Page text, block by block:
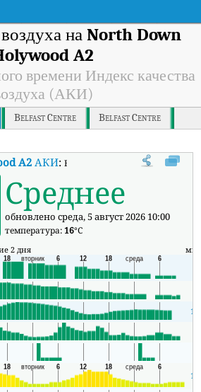
на North Down
A2
времени Индекс качества
(АКИ)
Belfast Centre Belfast Centre
A2 АКИ:В режиме реального времени
Среднее
обновлено среда, 5 август 2026 10:00
температура: 16°C
2 дня
15
15